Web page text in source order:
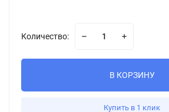
Количество:
В КОРЗИНУ
Купить в 1 клик